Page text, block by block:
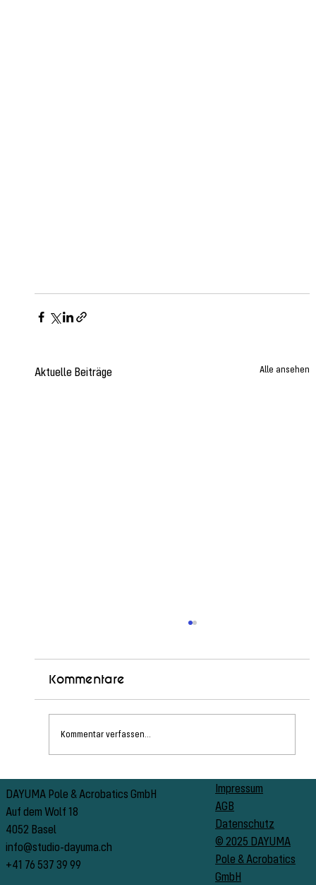
Aktuelle Beiträge Alle ansehen
Schnuppertag &
Jubiläumsfeier 2025
Kommentare
Kommentar verfassen...
DAYUMA Pole & Acrobatics GmbH
Auf dem Wolf 18
4052 Basel
info@studio-dayuma.ch
+41 76 537 39 99
Impressum
AGB
Datenschutz
© 2025 DAYUMA
Pole & Acrobatics
GmbH